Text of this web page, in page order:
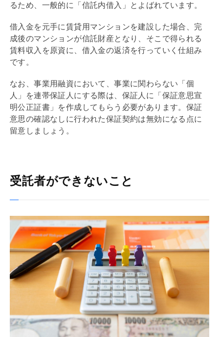
るため、一般的に「信託内借入」とよばれています。
借入金を元手に賃貸用マンションを建設した場合、完
成後のマンションが信託財産となり、そこで得られる
賃料収入を原資に、借入金の返済を行っていく仕組み
です。
なお、事業用融資において、事業に関わらない「個
人」を連帯保証人にする際は、保証人に「保証意思宣
明公正証書」を作成してもらう必要があります。保証
意思の確認なしに行われた保証契約は無効になる点に
留意しましょう。
受託者ができないこと